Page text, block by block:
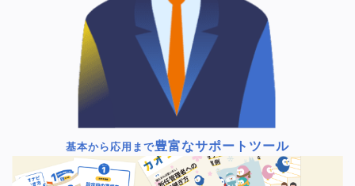
基本から応用まで豊富なサポートツール